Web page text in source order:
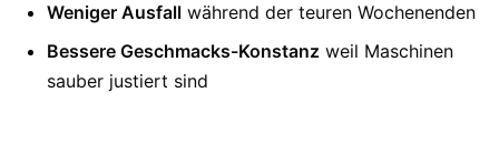
Weniger Ausfall während der teuren Wochenenden
Bessere Geschmacks-Konstanz weil Maschinen
sauber justiert sind